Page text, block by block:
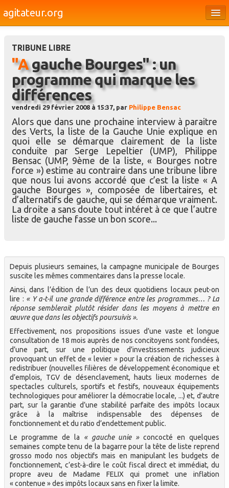
agitateur.org
Bourges & le Cher
Société
Culture
Médias
Dossiers
Brèves
TRIBUNE LIBRE
"A gauche Bourges" : un
programme qui marque les
différences
vendredi 29 février 2008 à 15:37, par Philippe Bensac
Alors que dans une prochaine interview à paraitre
des Verts, la liste de la Gauche Unie explique en
quoi elle se démarque clairement de la liste
conduite par Serge Lepeltier (UMP), Philippe
Bensac (UMP, 9ème de la liste, « Bourges notre
force ») estime au contraire dans une tribune libre
que nous lui avons accordé que c’est la liste « A
gauche Bourges », composée de libertaires, et
d’alternatifs de gauche, qui se démarque vraiment.
La droite a sans doute tout intéret à ce que l’autre
liste de gauche fasse un bon score...
Depuis plusieurs semaines, la campagne municipale de Bourges
suscite les mêmes commentaires dans la presse locale.
Ainsi, dans l’édition de l’un des deux quotidiens locaux peut-on
lire : « Y a-t-il une grande différence entre les programmes… ? La
réponse semblerait plutôt résider dans les moyens à mettre en
œuvre que dans les objectifs poursuivis ».
Effectivement, nos propositions issues d’une vaste et longue
consultation de 18 mois auprès de nos concitoyens sont fondées,
d’une part, sur une politique d’investissements judicieux
provoquant un effet de « levier » pour la création de richesses à
redistribuer (nouvelles filières de développement économique et
d’emplois, TGV de désenclavement, hauts lieux modernes de
spectacles culturels, sportifs et festifs, nouveaux équipements
technologiques pour améliorer la démocratie locale, ...) et, d’autre
part, sur la garantie d’une stabilité parfaite des impôts locaux
grâce à la maîtrise indispensable des dépenses de
fonctionnement et du ratio d’endettement public.
Le programme de la « gauche unie »concocté en quelques
semaines compte tenu de la bagarre pour la tête de liste reprend
grosso modo nos objectifs mais en manipulant les budgets de
fonctionnement, c’est-à-dire le coût fiscal direct et immédiat, du
propre aveu de Madame FELIX qui promet une inflation
« contenue » des impôts locaux sans en fixer la limite.